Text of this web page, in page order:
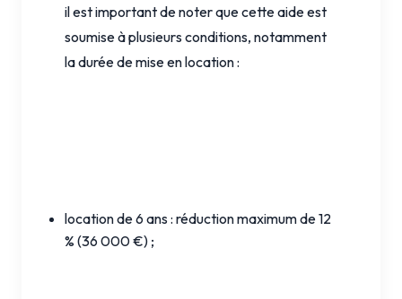
il est important de noter que cette aide est
soumise à plusieurs conditions, notamment
la durée de mise en location :
location de 6 ans : réduction maximum de 12
% (36 000 €) ;